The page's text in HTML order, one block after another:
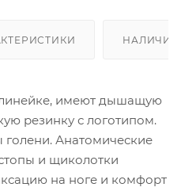
НАЛИЧИЕ
имеют дышащую
резинку с логотипом.
Анатомические
и щиколотки
на ноге и комфорт